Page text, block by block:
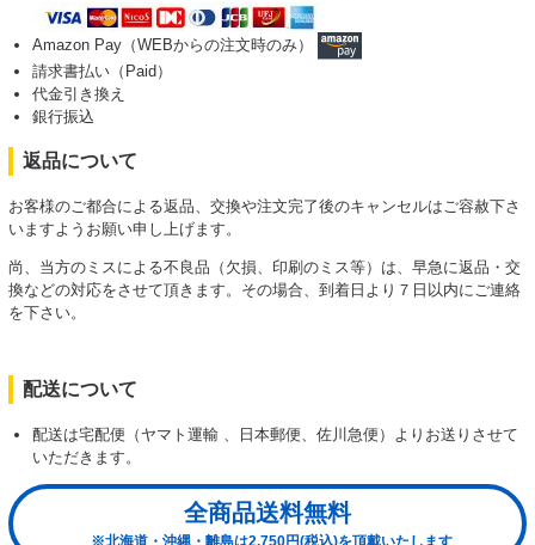
Amazon Pay（WEBからの注文時のみ）
請求書払い（Paid）
代金引き換え
銀行振込
返品について
お客様のご都合による返品、交換や注文完了後のキャンセルはご容赦下さ
いますようお願い申し上げます。
尚、当方のミスによる不良品（欠損、印刷のミス等）は、早急に返品・交
換などの対応をさせて頂きます。その場合、到着日より７日以内にご連絡
を下さい。
配送について
配送は宅配便（ヤマト運輸 、日本郵便、佐川急便）よりお送りさせて
いただきます。
全商品送料無料
※北海道・沖縄・離島は2,750円(税込)を頂戴いたします